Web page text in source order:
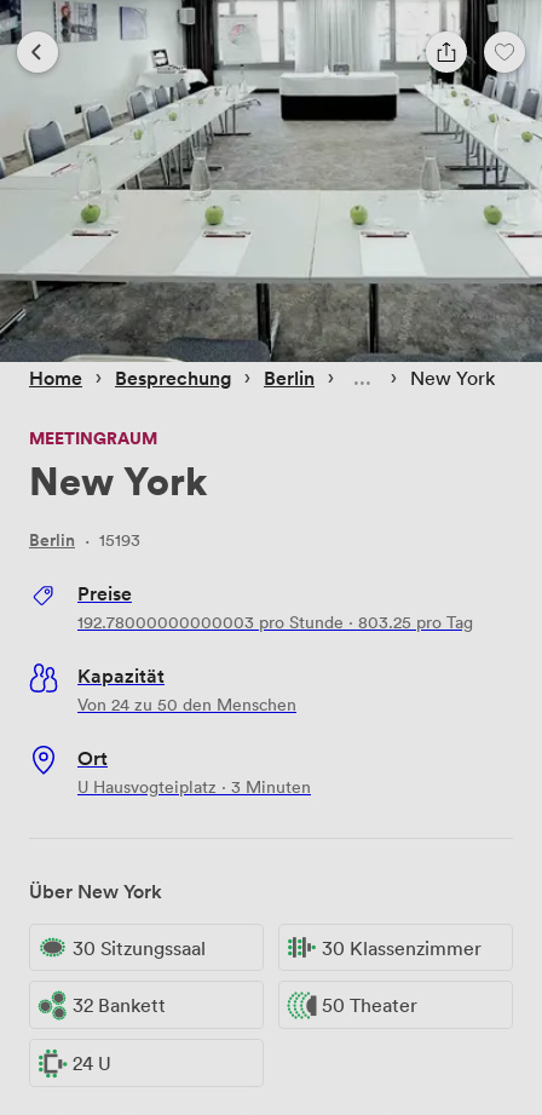
Home › Besprechung › Berlin › › New York
MEETINGRAUM
New York
Berlin · 15193
Preise
192.78000000000003 pro Stunde · 803.25 pro Tag
Kapazität
Von 24 zu 50 den Menschen
Ort
U Hausvogteiplatz · 3 Minuten
Über New York
30 Sitzungssaal 30 Klassenzimmer
32 Bankett 50 Theater
24 U